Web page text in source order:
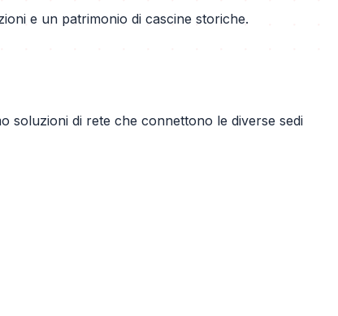
e un patrimonio di cascine storiche.
soluzioni di rete che connettono le diverse sedi